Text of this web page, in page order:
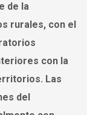
de la
rurales, con el
con la
Las
del